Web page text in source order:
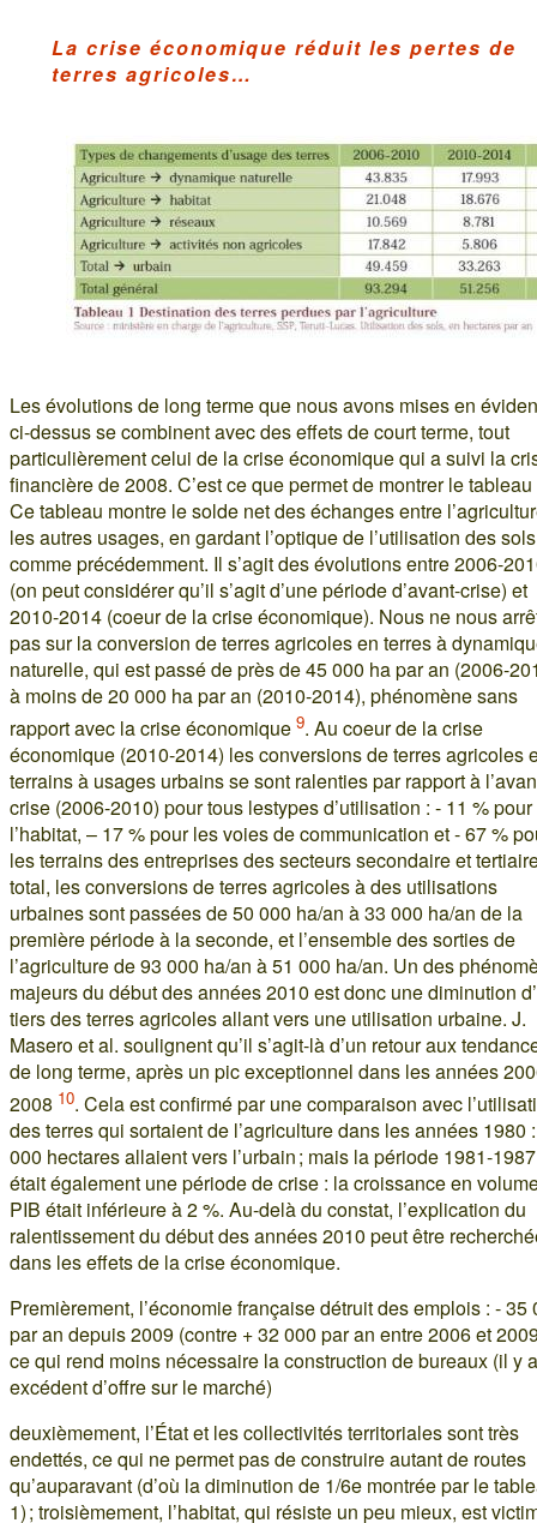
La crise économique réduit les pertes de
terres agricoles…
Les évolutions de long terme que nous avons mises en
ci-dessus se combinent avec des effets de court terme, tout
particulièrement celui de la crise économique qui a suivi la
financière de 2008. C’est ce que permet de montrer le tableau
Ce tableau montre le solde net des échanges entre
les autres usages, en gardant l’optique de l’utilisation des
comme précédemment. Il s’agit des évolutions entre 2006-
(on peut considérer qu’il s’agit d’une période d’avant-crise) et
2010-2014 (coeur de la crise économique). Nous ne nous
pas sur la conversion de terres agricoles en terres à
naturelle, qui est passé de près de 45 000 ha par an (2006-
à moins de 20 000 ha par an (2010-2014), phénomène sans
rapport avec la crise économique 9. Au coeur de la crise
économique (2010-2014) les conversions de terres agricoles
terrains à usages urbains se sont ralenties par rapport à
crise (2006-2010) pour tous lestypes d’utilisation : - 11 % pour
l’habitat, – 17 % pour les voies de communication et - 67 %
les terrains des entreprises des secteurs secondaire et
total, les conversions de terres agricoles à des utilisations
urbaines sont passées de 50 000 ha/an à 33 000 ha/an de la
première période à la seconde, et l’ensemble des sorties de
l’agriculture de 93 000 ha/an à 51 000 ha/an. Un des
majeurs du début des années 2010 est donc une diminution
tiers des terres agricoles allant vers une utilisation urbaine. J.
Masero et al. soulignent qu’il s’agit-là d’un retour aux
de long terme, après un pic exceptionnel dans les années
2008 10. Cela est confirmé par une comparaison avec
des terres qui sortaient de l’agriculture dans les années 1980
000 hectares allaient vers l’urbain ; mais la période 1981-1987
était également une période de crise : la croissance en
PIB était inférieure à 2 %. Au-delà du constat, l’explication du
ralentissement du début des années 2010 peut être
dans les effets de la crise économique.
Premièrement, l’économie française détruit des emplois : - 35
par an depuis 2009 (contre + 32 000 par an entre 2006 et
ce qui rend moins nécessaire la construction de bureaux (il y
excédent d’offre sur le marché)
deuxièmement, l’État et les collectivités territoriales sont très
endettés, ce qui ne permet pas de construire autant de routes
qu’auparavant (d’où la diminution de 1/6e montrée par le
1) ; troisièmement, l’habitat, qui résiste un peu mieux, est